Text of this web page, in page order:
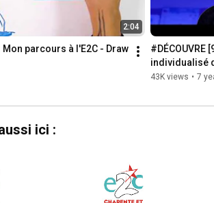
2:04
Mon parcours à l'E2C - Draw
#DÉCOUVRE
individualisé
l'insertion
43K views • 7
ici :